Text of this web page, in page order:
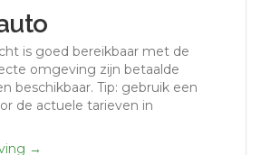
is goed bereikbaar met de
omgeving zijn betaalde
beschikbaar. Tip: gebruik een
de actuele tarieven in
→